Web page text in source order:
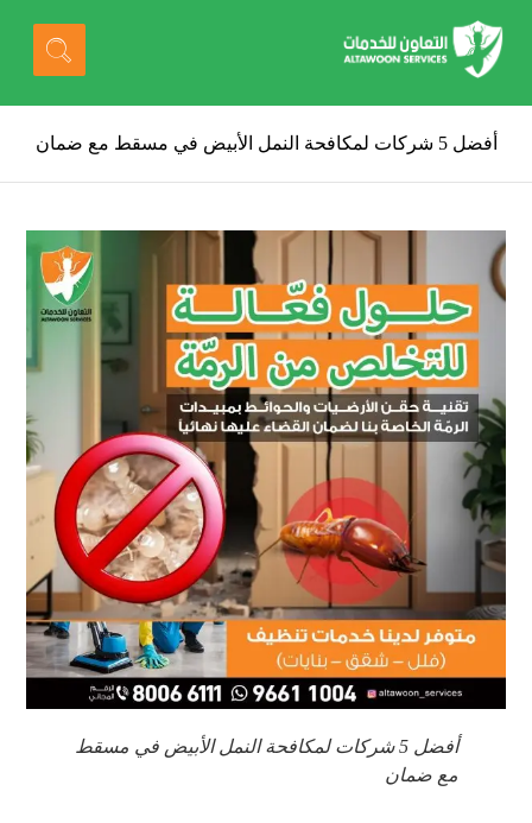
أفضل 5 شركات لمكافحة النمل الأبيض في مسقط مع ضمان
أفضل 5 شركات لمكافحة النمل الأبيض في مسقط
مع ضمان